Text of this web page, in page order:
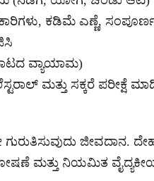
ಕಡಿಮೆ ಎಣ್ಣೆ, ಸಂಪೂರ್ಣ
ವ್ಯಾಯಾಮ)
ಮತ್ತು ಸಕ್ಕರೆ ಪರೀಕ್ಷೆ
ಜೀವದಾನ.
ಮತ್ತು ನಿಯಮಿತ